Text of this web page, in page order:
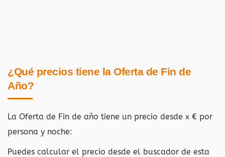
¿Qué precios tiene la Oferta de Fin de
Año?
La Oferta de Fin de año tiene un precio desde x € por
persona y noche:
Puedes calcular el precio desde el buscador de esta